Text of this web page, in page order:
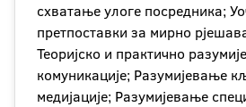
схватање улоге посредника;
претпоставки за мирно
Теоријско и практично
комуникације; Разумијевање
медијације; Разумијевање